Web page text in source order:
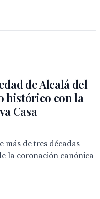
de Alcalá del
histórico con la
Casa
más de tres décadas
la coronación canónica